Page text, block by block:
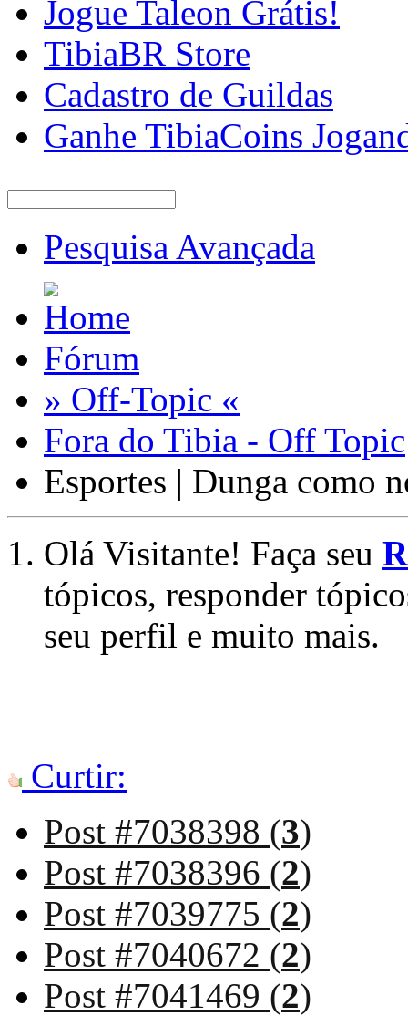
Jogue Taleon Grátis!
TibiaBR Store
Cadastro de Guildas
Ganhe TibiaCoins
Pesquisa Avançada
Fórum
» Off-Topic «
Fora do Tibia - Off Topic
Esportes | Dunga como
Olá Visitante! Faça seu
tópicos, responder
seu perfil e muito mais.
Curtir:
Post #7038398 (3)
Post #7038396 (2)
Post #7039775 (2)
Post #7040672 (2)
Post #7041469 (2)